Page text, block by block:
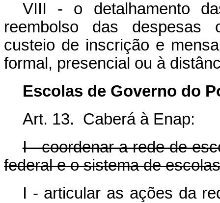
VIII - o detalhamento
reembolso das despesas
custeio de inscrição e
formal, presencial ou à
Escolas de Governo do
Art. 13. Caberá à Enap:
I - coordenar a rede de
federal e o sistema de
I - articular as ações da